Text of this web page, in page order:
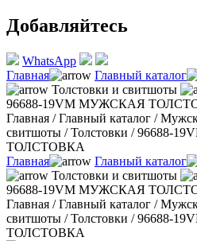
Добавляйтесь
WhatsApp
Главная
Главный каталог
Толстовки и свитшоты
96688-19VM МУЖСКАЯ
Главная /Главный каталог /
свитшоты /Толстовки /96688-
ТОЛСТОВКА
Главная
Главный каталог
Толстовки и свитшоты
96688-19VM МУЖСКАЯ
Главная /Главный каталог /
свитшоты /Толстовки /96688-
ТОЛСТОВКА